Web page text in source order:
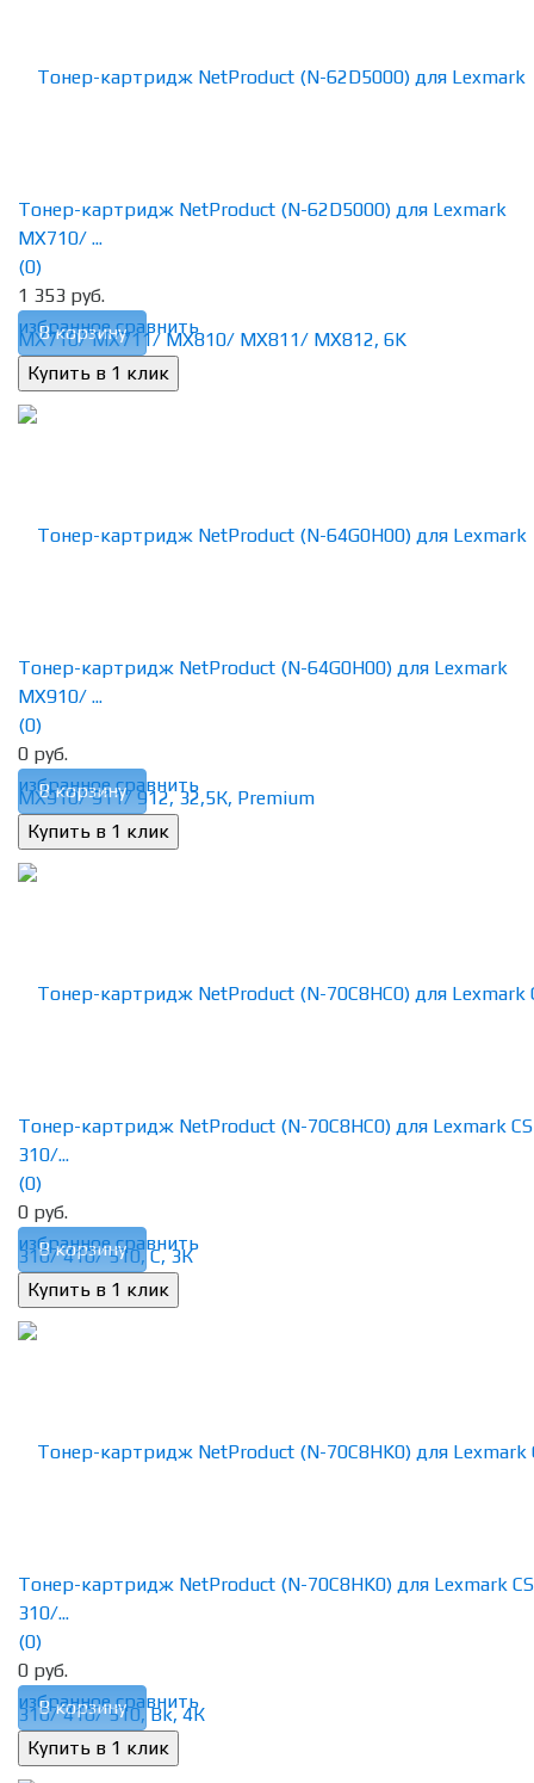
избранное сравнить
Тонер-картридж NetProduct (N-62D5000) для Lexmark
MX710/ ...
(0)
1 353 руб.
В корзину
избранное сравнить
Тонер-картридж NetProduct (N-64G0H00) для Lexmark
MX910/ ...
(0)
0 руб.
В корзину
избранное сравнить
Тонер-картридж NetProduct (N-70C8HC0) для Lexmark
310/...
(0)
0 руб.
В корзину
избранное сравнить
Тонер-картридж NetProduct (N-70C8HK0) для Lexmark
310/...
(0)
0 руб.
В корзину